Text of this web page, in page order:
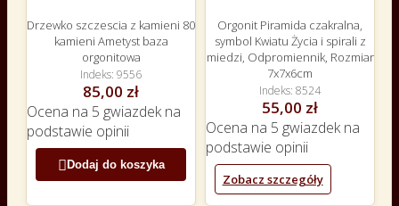
Drzewko szczescia z kamieni 80
kamieni Ametyst baza
orgonitowa
Indeks 9556
85,00 zł
Ocena na 5 gwiazdek na
podstawie opinii
 Dodaj do koszyka
Orgonit Piramida czakralna,
symbol Kwiatu Życia i spirali z
miedzi, Odpromiennik, Rozmiar
7x7x6cm
Indeks 8524
55,00 zł
Ocena na 5 gwiazdek na
podstawie opinii
Zobacz szczegóły